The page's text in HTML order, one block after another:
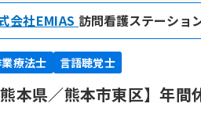
会社EMIAS 訪問看護ステーショ
療法士 言語聴覚士
熊本県／熊本市東区】年